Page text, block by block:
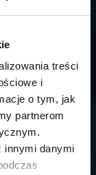
treści
i
o tym, jak
partnerom
innymi danymi